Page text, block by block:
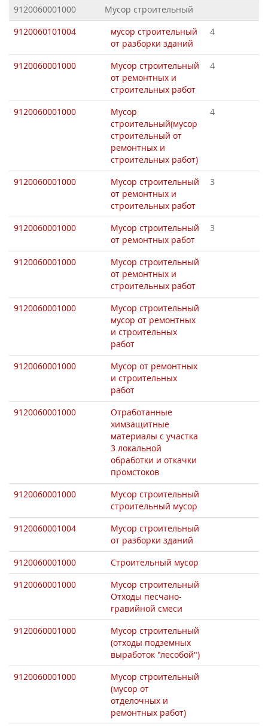
9120060001000
Мусор строительный
9120060101004
мусор строительный
от разборки зданий
4
9120060001000
Мусор строительный
от ремонтных и
строительных работ
4
9120060001000
Мусор
строительный(мусор
строительный от
ремонтных и
строительных работ)
4
9120060001000
Мусор строительный
от ремонтных и
строительных работ
3
9120060001000
Мусор строительный
от ремонтных работ
3
9120060001000
Мусор строительный
от ремонтных и
строительных работ
9120060001000
Мусор строительный
мусор от ремонтных
и строительных
работ
9120060001000
Мусор от ремонтных
и строительных
работ
9120060001000
Отработанные
химзащитные
материалы с участка
3 локальной
обработки и откачки
промстоков
9120060001000
Мусор строительный
строительный мусор
9120060001004
Мусор строительный
от разборки зданий
9120060001000
Строительный мусор
9120060001000
Мусор строительный
Отходы песчано-
гравийной смеси
9120060001000
Мусор строительный
(отходы подземных
выработок "лесобой")
9120060001000
Мусор строительный
(мусор от
отделочных и
ремонтных работ)